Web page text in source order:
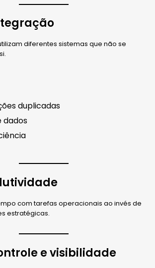
diferentes sistemas que não se
duplicadas
dados
com tarefas operacionais ao invés de
estratégicas.
e visibilidade